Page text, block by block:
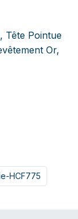
Tête Pointue
Or,
HCF775